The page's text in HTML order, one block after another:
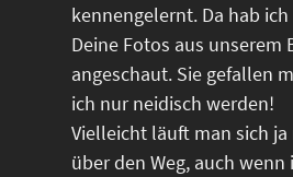
kennengelernt. Da hab
Deine Fotos aus unserem
angeschaut. Sie gefallen
ich nur neidisch werden!
Vielleicht läuft man sich
über den Weg, auch wenn